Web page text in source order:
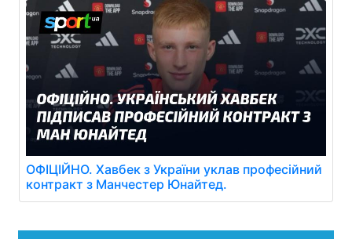
ОФІЦІЙНО. Хавбек з України уклав професійний
контракт з Манчестер Юнайтед.